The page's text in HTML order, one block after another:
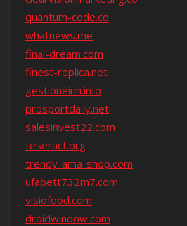
quantum-code.co
whatnews.me
final-dream.com
finest-replica.net
gestioneinh.info
prosportdaily.net
salesinvest22.com
teseract.org
trendy-ama-shop.com
ufabett732m7.com
visiofood.com
droidwindow.com